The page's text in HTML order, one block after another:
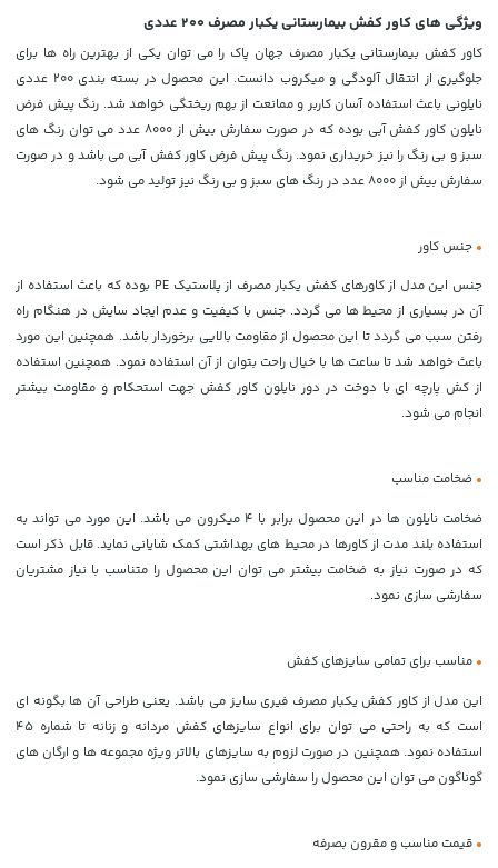
ویژگی های کاور کفش بیمارستانی یکبار مصرف 200 عددی
کاور کفش بیمارستانی یکبار مصرف جهان پاک را می توان یکی از بهترین راه ها برای
جلوگیری از انتقال آلودگی و میکروب دانست. این محصول در بسته بندی 200 عددی
نایلونی باعث استفاده آسان کاربر و ممانعت از بهم ریختگی خواهد شد. رنگ پیش فرض
نایلون کاور کفش آبی بوده که در صورت سفارش بیش از 8000 عدد می توان رنگ های
سبز و بی رنگ را نیز خریداری نمود. رنگ پیش فرض کاور کفش آبی می باشد و در صورت
سفارش بیش از 8000 عدد در رنگ های سبز و بی رنگ نیز تولید می شود.
•جنس کاور
جنس این مدل از کاورهای کفش یکبار مصرف از پلاستیک PE بوده که باعث استفاده از
آن در بسیاری از محیط ها می گردد. جنس با کیفیت و عدم ایجاد سایش در هنگام راه
رفتن سبب می گردد تا این محصول از مقاومت بالایی برخوردار باشد. همچنین این مورد
باعث خواهد شد تا ساعت ها با خیال راحت بتوان از آن استفاده نمود. همچنین استفاده
از کش پارچه ای با دوخت در دور نایلون کاور کفش جهت استحکام و مقاومت بیشتر
انجام می شود.
•ضخامت مناسب
ضخامت نایلون ها در این محصول برابر با 4 میکرون می باشد. این مورد می تواند به
استفاده بلند مدت از کاورها در محیط های بهداشتی کمک شایانی نماید. قابل ذکر است
که در صورت نیاز به ضخامت بیشتر می توان این محصول را متناسب با نیاز مشتریان
سفارشی سازی نمود.
•مناسب برای تمامی سایزهای کفش
این مدل از کاور کفش یکبار مصرف فیری سایز می باشد. یعنی طراحی آن ها بگونه ای
است که به راحتی می توان برای انواع سایزهای کفش مردانه و زنانه تا شماره 45
استفاده نمود. همچنین در صورت لزوم به سایزهای بالاتر ویژه مجموعه ها و ارگان های
گوناگون می توان این محصول را سفارشی سازی نمود.
•قیمت مناسب و مقرون بصرفه